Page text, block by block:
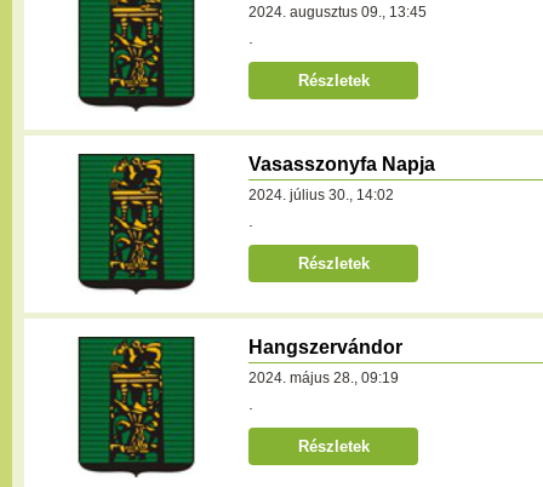
2024. augusztus 09., 13:45
Részletek
Vasasszonyfa Napja
2024. július 30., 14:02
Részletek
Hangszervándor
2024. május 28., 09:19
Részletek